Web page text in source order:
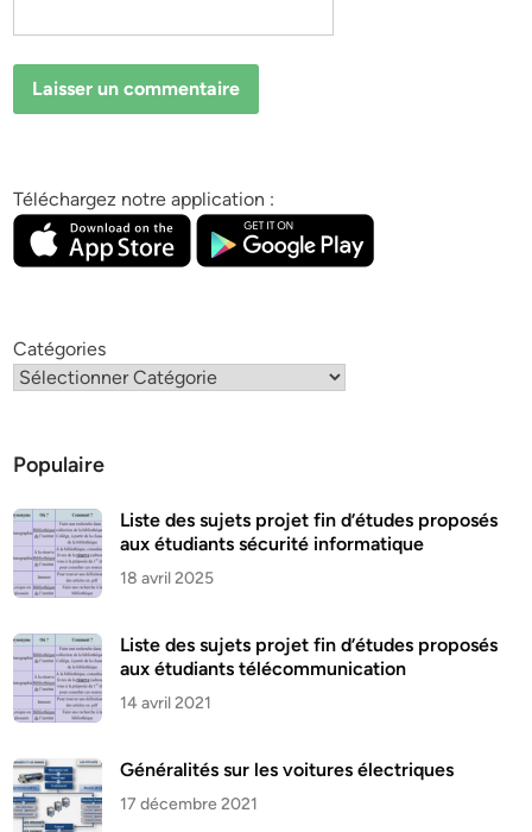
Téléchargez notre application :
Catégories
Populaire
Liste des sujets projet fin d’études proposés
aux étudiants sécurité informatique
18 avril 2025
Liste des sujets projet fin d’études proposés
aux étudiants télécommunication
14 avril 2021
Généralités sur les voitures électriques
17 décembre 2021